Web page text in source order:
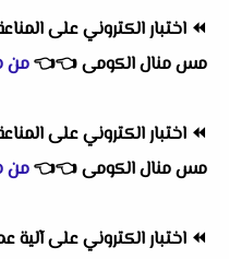
⏪ اختبار الكتروني على
مس منال الكومى👈
👈من
⏪ اختبار الكتروني على
مس منال الكومى👈
👈من
⏪ اختبار الكتروني على آلية